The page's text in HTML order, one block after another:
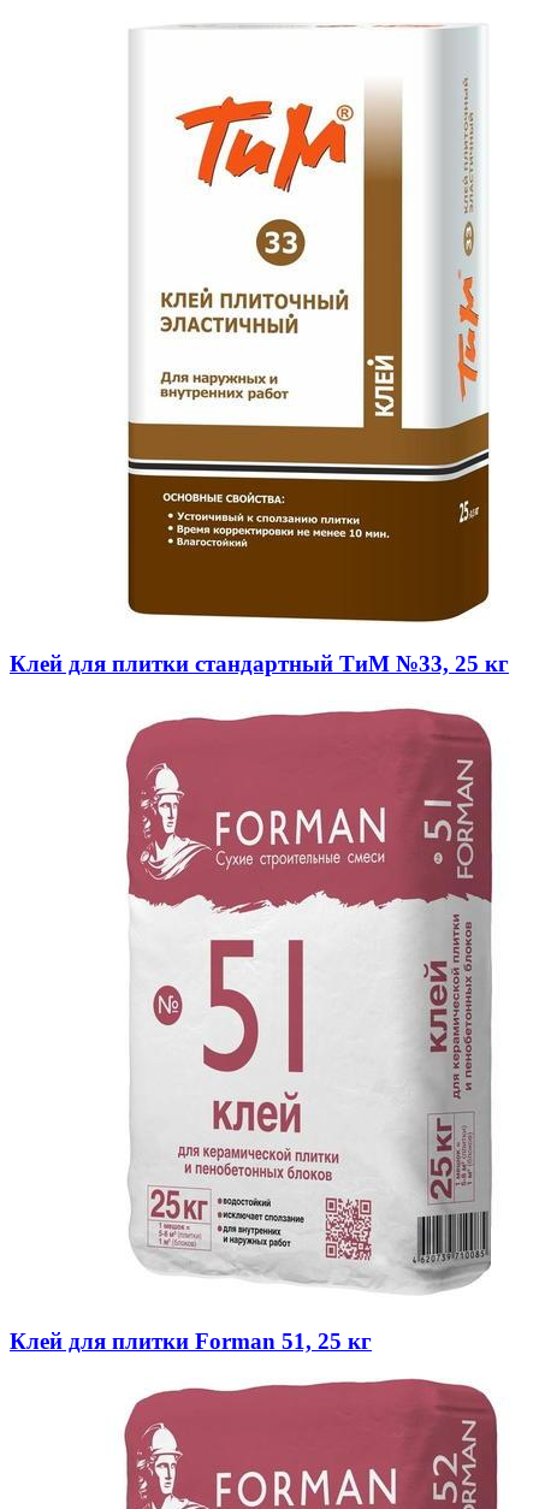
Клей для плитки стандартный ТиМ №33, 25 кг
Клей для плитки Forman 51, 25 кг